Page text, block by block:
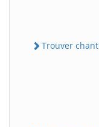
Trouver